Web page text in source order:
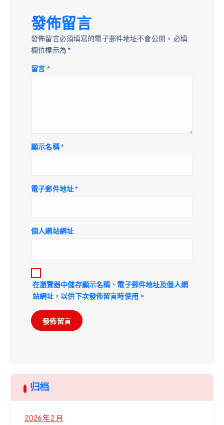
發佈留言
發佈留言必須填寫的電子郵件地址不會公開。 必填
欄位標示為 *
留言 *
顯示名稱*
電子郵件地址*
個人網站網址
在瀏覽器中儲存顯示名稱、電子郵件地址及個人網
站網址，以供下次發佈留言時使用。
归档
2026 年 2 月